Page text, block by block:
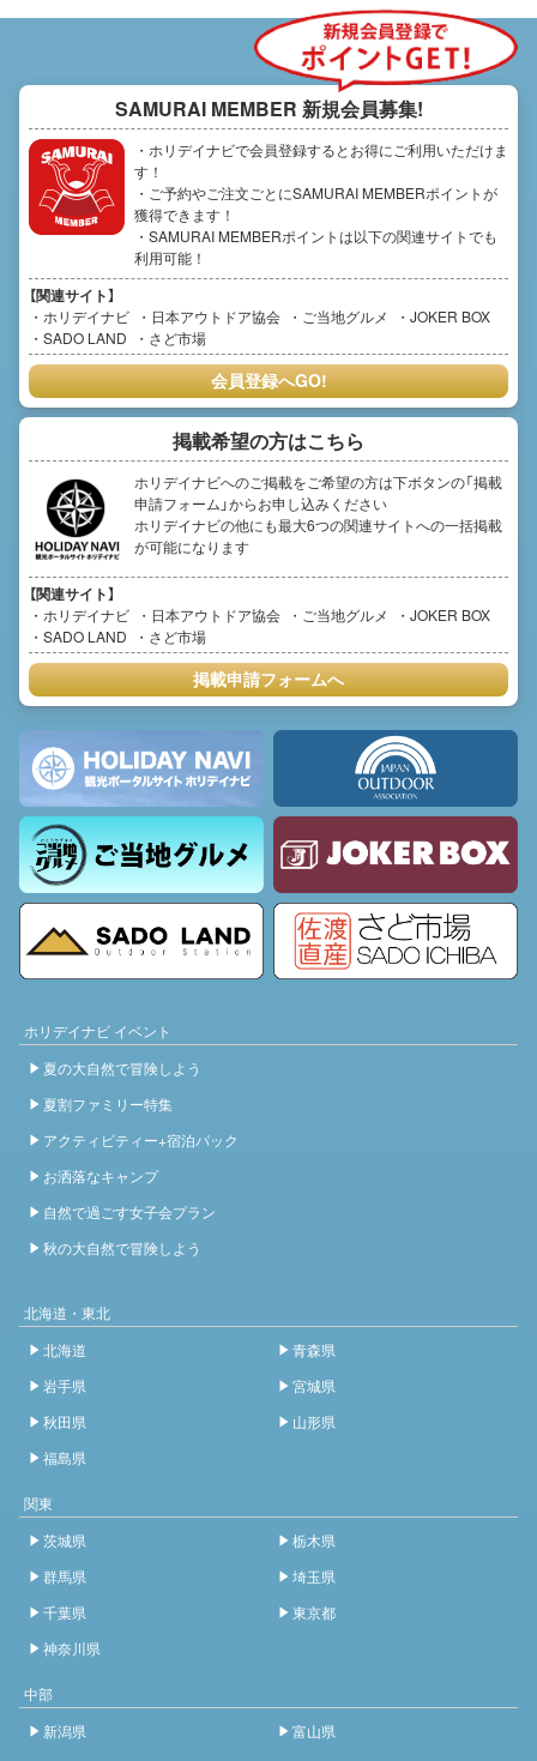
SAMURAI MEMBER 新規会員募集!
・ホリデイナビで会員登録するとお得にご利用いただけま
す！
・ご予約やご注文ごとにSAMURAI MEMBERポイントが
獲得できます！
・SAMURAI MEMBERポイントは以下の関連サイトでも
利用可能！
【関連サイト】
ホリデイナビ 日本アウトドア協会 ご当地グルメ
JOKER BOX
SADO LAND
さど市場
会員登録へGO!
掲載希望の方はこちら
ホリデイナビへのご掲載をご希望の方は下ボタンの「掲載
申請フォーム」からお申し込みください
ホリデイナビの他にも最大6つの関連サイトへの一括掲載
が可能になります
【関連サイト】
ホリデイナビ 日本アウトドア協会 ご当地グルメ
JOKER BOX
SADO LAND
さど市場
掲載申請フォームへ
ホリデイナビ イベント
夏の大自然で冒険しよう
夏割ファミリー特集
アクティビティー+宿泊パック
お洒落なキャンプ
自然で過ごす女子会プラン
秋の大自然で冒険しよう
北海道・東北
北海道
青森県
岩手県
宮城県
秋田県
山形県
福島県
関東
茨城県
栃木県
群馬県
埼玉県
千葉県
東京都
神奈川県
中部
新潟県
富山県